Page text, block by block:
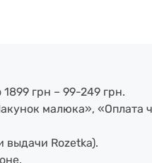
грн – 99-249 грн.
малюка», «Оплата
выдачи Rozetka).